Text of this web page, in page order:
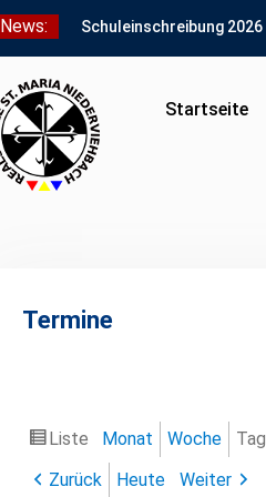
News:
Schuleinschreibung 2026
Schnuppertag und
Anmeldeunterlagen
Startseite
Termine
Ansicht
als
Liste Monat Woche Tag
Zurück
Heute
Weiter